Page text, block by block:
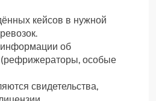
кейсов в нужной
об
особые
свидетельства,